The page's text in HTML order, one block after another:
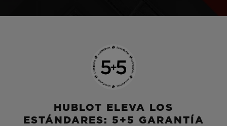
HUBLOT ELEVA LOS
ESTÁNDARES: 5+5 GARANTÍA